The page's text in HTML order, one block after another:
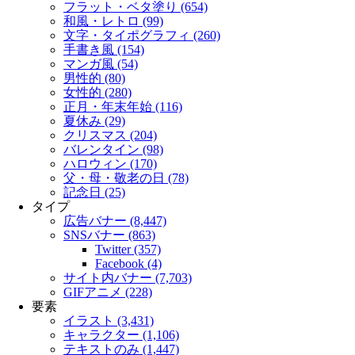
フラット・ベタ塗り (654)
和風・レトロ (99)
文字・タイポグラフィ (260)
手書き風 (154)
マンガ風 (54)
男性的 (80)
女性的 (280)
正月・年末年始 (116)
夏休み (29)
クリスマス (204)
バレンタイン (98)
ハロウィン (170)
父・母・敬老の日 (78)
記念日 (25)
タイプ
広告バナー (8,447)
SNSバナー (863)
Twitter (357)
Facebook (4)
サイト内バナー (7,703)
GIFアニメ (228)
要素
イラスト (3,431)
キャラクター (1,106)
テキストのみ (1,447)